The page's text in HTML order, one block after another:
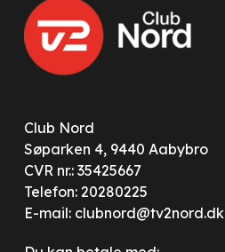
Club Nord
Søparken 4, 9440 Aabybro
CVR nr.: 35425667
Telefon: 20280225
E-mail: clubnord@tv2nord.dk